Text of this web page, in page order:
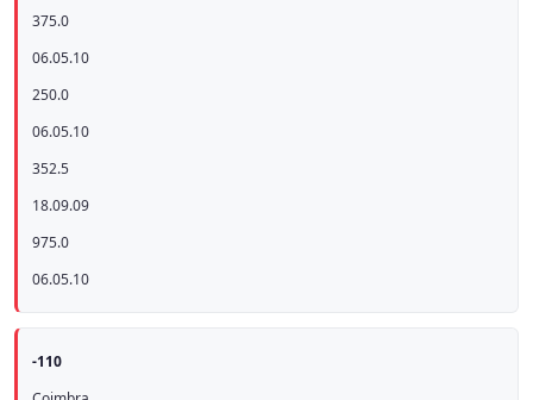
375.0
06.05.10
250.0
06.05.10
352.5
18.09.09
975.0
06.05.10
-110